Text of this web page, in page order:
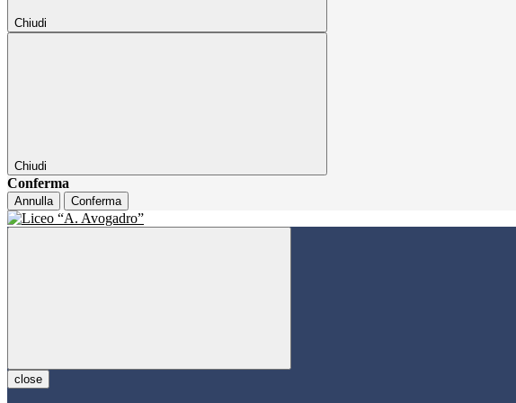
Chiudi
Chiudi
Conferma
Annulla Conferma
close